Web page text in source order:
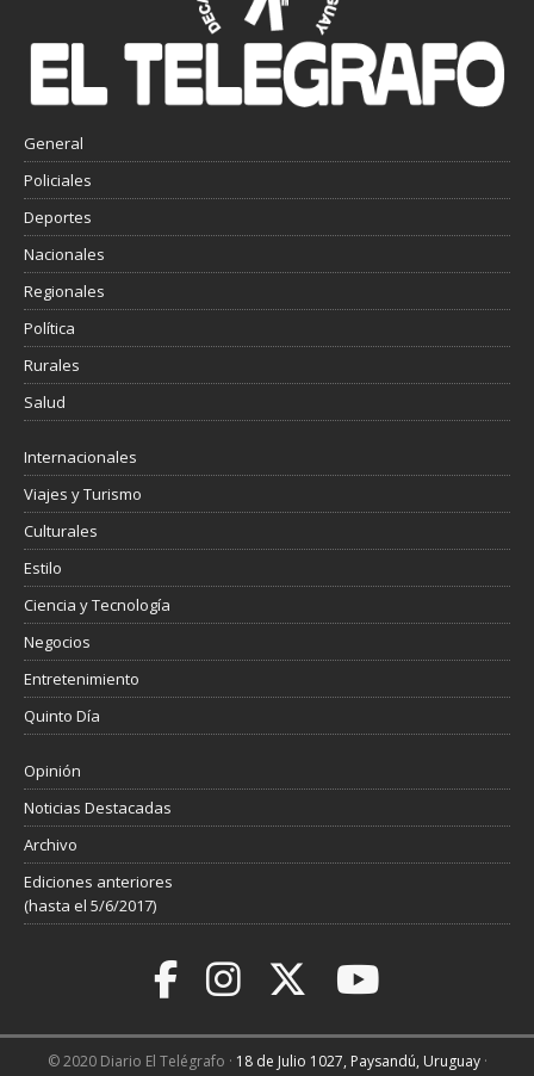
General
Policiales
Deportes
Nacionales
Regionales
Política
Rurales
Salud
Internacionales
Viajes y Turismo
Culturales
Estilo
Ciencia y Tecnología
Negocios
Entretenimiento
Quinto Día
Opinión
Noticias Destacadas
Archivo
Ediciones anteriores
(hasta el 5/6/2017)
© 2020 Diario El Telégrafo · 18 de Julio 1027, Paysandú, Uruguay·